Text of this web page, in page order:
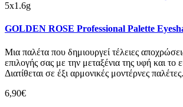
5x1.6g
GOLDEN ROSE Professional Palette
Μια παλέτα που δημιουργεί τέλειες
επιλογής σας με την μεταξένια της υφή και το
Διατίθεται σε έξι αρμονικές μοντέρνες
6,90€